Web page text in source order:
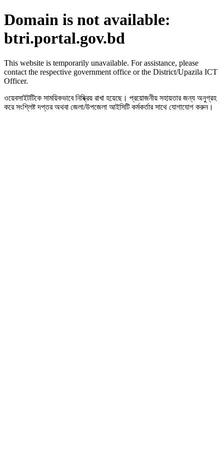
Domain is not available:
btri.portal.gov.bd
This website is temporarily unavailable. For assistance, please
contact the respective government office or the District/Upazila ICT
Officer.
ওয়েবসাইটটিকে সাময়িকভাবে নিষ্ক্রিয় রাখা হয়েছে। প্রয়োজনীয় সহায়তার জন্য অনুগ্রহ
করে সংশ্লিষ্ট দপ্তর অথবা জেলা/উপজেলা আইসিটি কর্মকর্তার সাথে যোগাযোগ করুন।